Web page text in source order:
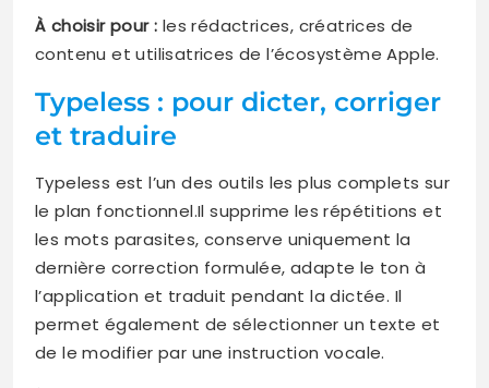
À choisir pour : les rédactrices, créatrices de
contenu et utilisatrices de l’écosystème Apple.
Typeless : pour dicter, corriger
et traduire
Typeless est l’un des outils les plus complets sur
le plan fonctionnel.Il supprime les répétitions et
les mots parasites, conserve uniquement la
dernière correction formulée, adapte le ton à
l’application et traduit pendant la dictée. Il
permet également de sélectionner un texte et
de le modifier par une instruction vocale.